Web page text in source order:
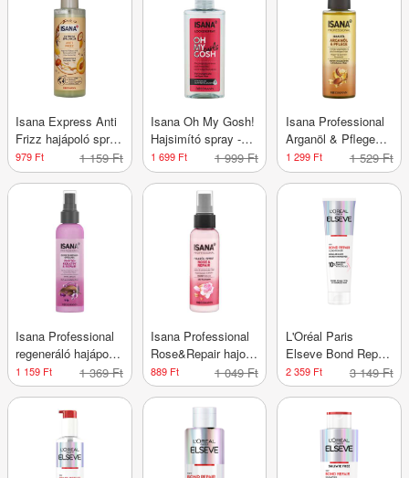
Isana Express Anti
Frizz hajápoló spray
- 200 ml
979 Ft 1 159 Ft
Isana Oh My Gosh!
Hajsimító spray -
200 ml
1 699 Ft 1 999 Ft
Isana Professional
Arganöl & Pflege
hajápoló olaj - 100
ml
1 299 Ft 1 529 Ft
Isana Professional
regeneráló hajápoló
spray - 150 ml
1 159 Ft 1 369 Ft
Isana Professional
Rose&Repair hajolaj
spray - 100 ml
889 Ft 1 049 Ft
L'Oréal Paris
Elseve Bond Repair
balzsam - 150 ml
2 359 Ft 3 149 Ft